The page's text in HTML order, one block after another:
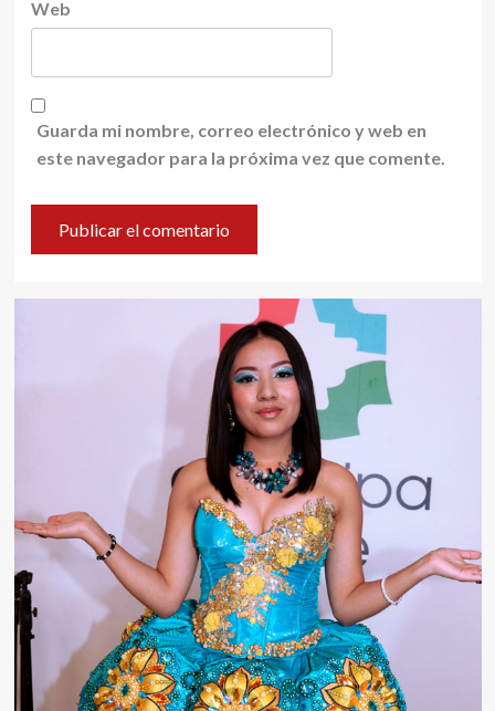
Web
Guarda mi nombre, correo electrónico y web en
este navegador para la próxima vez que comente.